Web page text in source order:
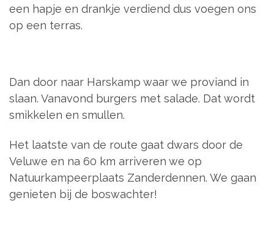
een hapje en drankje verdiend dus voegen ons
op een terras.
Dan door naar Harskamp waar we proviand in
slaan. Vanavond burgers met salade. Dat wordt
smikkelen en smullen.
Het laatste van de route gaat dwars door de
Veluwe en na 60 km arriveren we op
Natuurkampeerplaats Zanderdennen. We gaan
genieten bij de boswachter!